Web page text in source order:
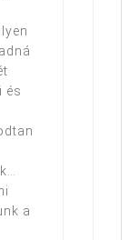
és
a